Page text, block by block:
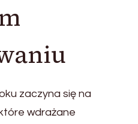
zaczyna się na
wdrażane